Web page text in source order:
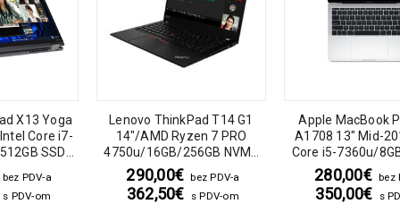
X13 Yoga
Core i7-
SSD
1920×1200
bez PDV-a
s PDV-om
Lenovo ThinkPad T14 G1
14″/AMD Ryzen 7 PRO
4750u/16GB/256GB NVME
SSD/webcam/1920×1080
290,00€ bez PDV-a
362,50€ s PDV-om
Apple MacBook
A1708 13″ Mid-
Core i5-7360u/
NVME
SSD/webcam/
280,00€ bez
350,00€ s